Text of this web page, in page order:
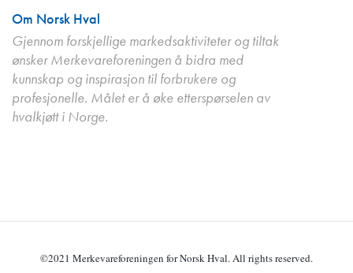
Om Norsk Hval
Gjennom forskjellige markedsaktiviteter og tiltak
ønsker Merkevareforeningen å bidra med
kunnskap og inspirasjon til forbrukere og
profesjonelle. Målet er å øke etterspørselen av
hvalkjøtt i Norge.
©2021 Merkevareforeningen for Norsk Hval. All rights reserved.